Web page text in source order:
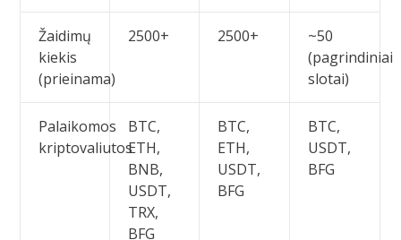
Žaidimų
kiekis
(prieinama)
2500+ 2500+
~50
(pagrindiniai
slotai)
Palaikomos
kriptovaliutos
BTC,
ETH,
BNB,
USDT,
TRX,
BFG
BTC,
ETH,
USDT,
BFG
BTC,
USDT,
BFG